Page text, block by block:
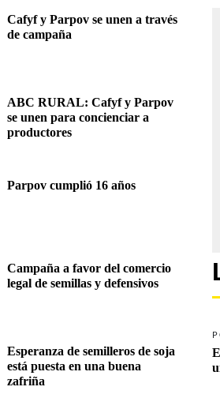
Cafyf y Parpov se unen a través
de campaña
ABC RURAL: Cafyf y Parpov
se unen para concienciar a
productores
Campaña a favor del comercio
legal de semillas y defensivos
Esperanza de semilleros de soja
está puesta en una buena
zafriña